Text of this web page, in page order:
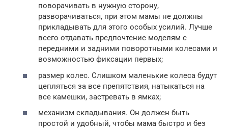
поворачивать в нужную сторону,
разворачиваться, при этом мамы не должны
прикладывать для этого особых усилий. Лучше
всего отдавать предпочтение моделям с
передними и задними поворотными колесами и
возможностью фиксации первых;
размер колес. Слишком маленькие колеса будут
цепляться за все препятствия, натыкаться на
все камешки, застревать в ямках;
механизм складывания. Он должен быть
простой и удобный, чтобы мама быстро и без